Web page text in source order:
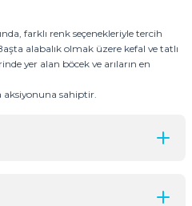
farklı renk seçenekleriyle tercih
alabalık olmak üzere kefal ve tatlı
yer alan böcek ve arıların en
aksiyonuna sahiptir.